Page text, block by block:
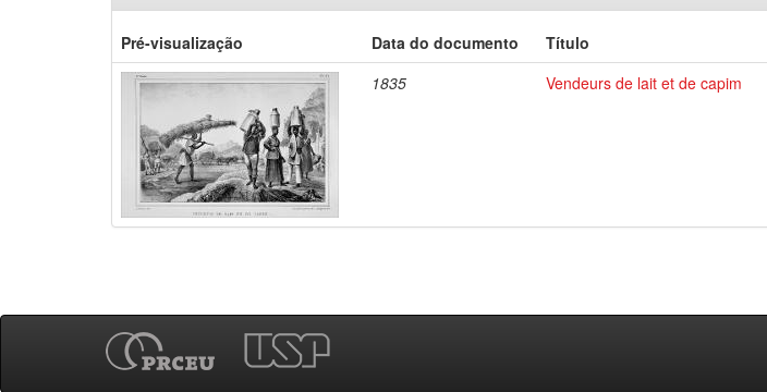
Pré-visualização Data do documento Título
1835
Vendeurs de lait et de capim